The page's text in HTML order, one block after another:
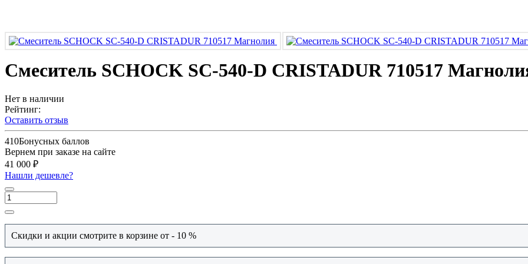
Смеситель SCHOCK SC-540-D CRISTADUR 710517
Нет в наличии
Рейтинг:
Оставить отзыв
410Бонусных баллов
Вернем при заказе на сайте
41 000 ₽
Нашли дешевле?
Скидки и акции смотрите в корзине от - 10 %